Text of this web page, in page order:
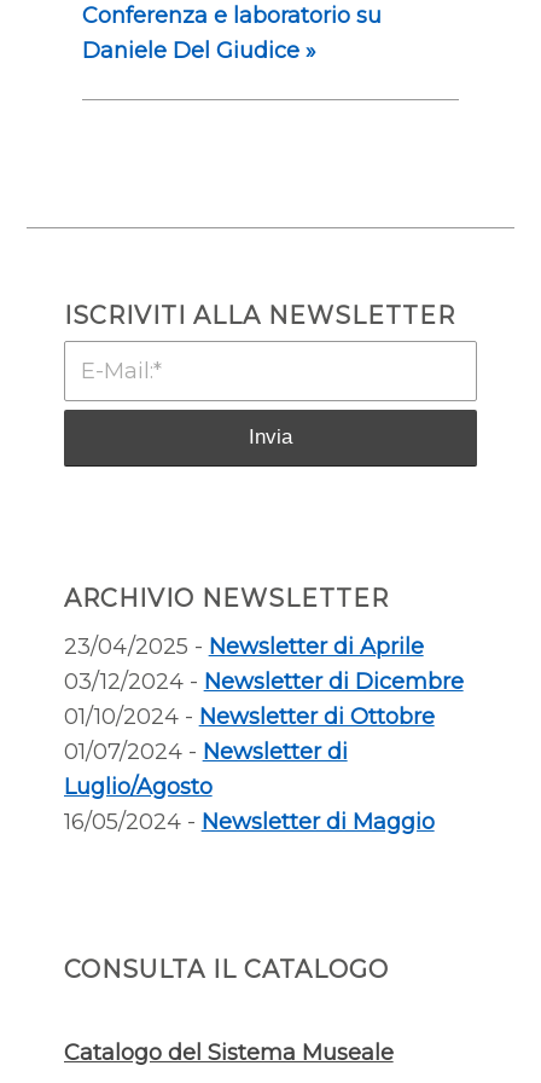
Conferenza e laboratorio su
Daniele Del Giudice »
ISCRIVITI ALLA NEWSLETTER
ARCHIVIO NEWSLETTER
23/04/2025 - Newsletter di Aprile
03/12/2024 - Newsletter di Dicembre
01/10/2024 - Newsletter di Ottobre
01/07/2024 - Newsletter di
Luglio/Agosto
16/05/2024 - Newsletter di Maggio
CONSULTA IL CATALOGO
Catalogo del Sistema Museale